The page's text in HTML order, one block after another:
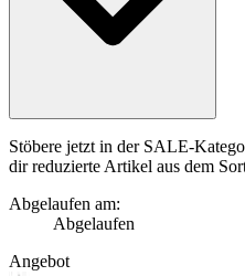
Stöbere jetzt in der SALE-
dir reduzierte Artikel aus dem
Abgelaufen am:
Abgelaufen
Angebot